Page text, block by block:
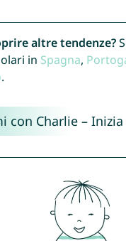
altre tendenze?
in Spagna,
.
con Charlie –